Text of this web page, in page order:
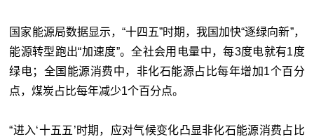
国家能源局数据显示，“十四五”时期，我国加快“逐绿向新”，
能源转型跑出“加速度”。全社会用电量中，每3度电就有1度
绿电；全国能源消费中，非化石能源占比每年增加1个百分
点，煤炭占比每年减少1个百分点。
“进入‘十五五’时期，应对气候变化凸显非化石能源消费占比